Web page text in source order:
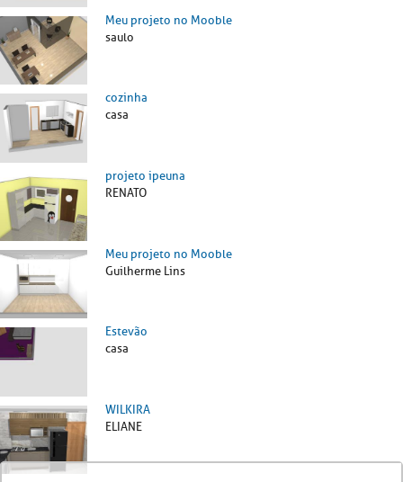
Meu projeto no Mooble
saulo
cozinha
casa
projeto ipeuna
RENATO
Meu projeto no Mooble
Guilherme Lins
Estevão
casa
WILKIRA
ELIANE